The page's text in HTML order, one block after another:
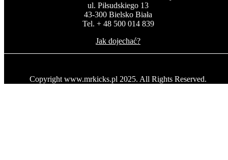
ul. Piłsudskiego 13
43-300 Bielsko Biała
Tel. + 48 500 014 839
Jak dojechać?
Copyright www.mrkicks.pl 2025. All Rights Reserved.